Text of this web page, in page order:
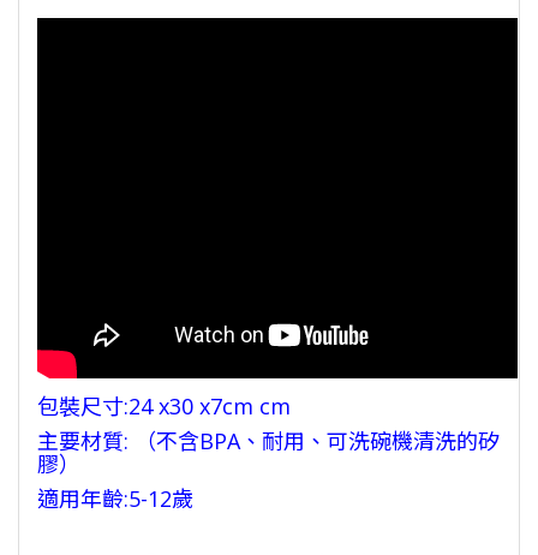
包裝尺寸:24 x30 x7cm cm
主要材質: （不含BPA、耐用、可洗碗機清洗的矽
膠）
適用年齡:5-12歲